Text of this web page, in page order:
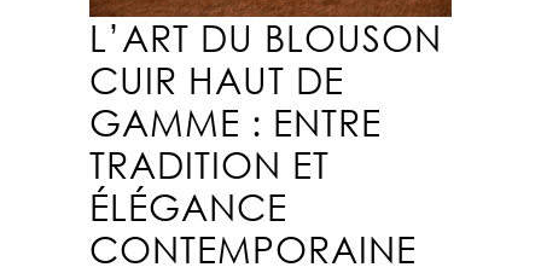
L’ART DU BLOUSON
CUIR HAUT DE
GAMME : ENTRE
TRADITION ET
ÉLÉGANCE
CONTEMPORAINE